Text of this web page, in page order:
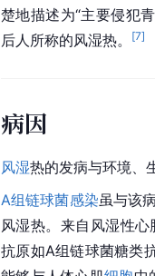
楚地描述为“主要侵犯
后人所称的风湿热。
[7]
病因
风湿热的发病与环境、
A组链球菌感染虽与该
风湿热。来自风湿性
抗原如A组链球菌糖类